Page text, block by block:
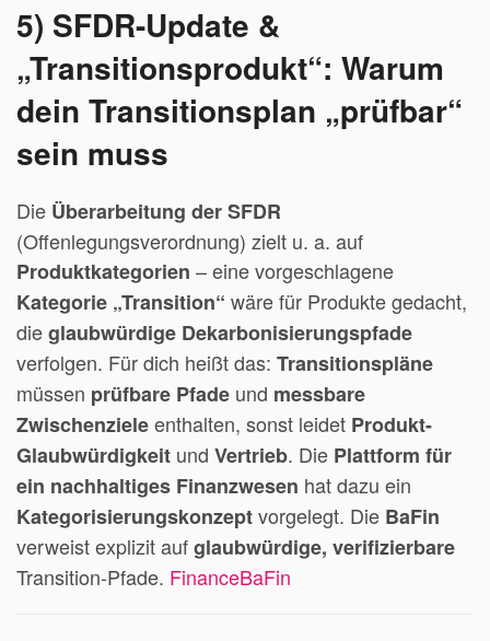
5) SFDR-Update &
„Transitionsprodukt“: Warum
dein Transitionsplan „prüfbar“
sein muss
Die Überarbeitung der SFDR
(Offenlegungsverordnung) zielt u. a. auf
Produktkategorien – eine vorgeschlagene
Kategorie „Transition“ wäre für Produkte gedacht,
dieglaubwürdige Dekarbonisierungspfade
verfolgen. Für dich heißt das: Transitionspläne
müssen prüfbare Pfade und messbare
Zwischenzieleenthalten, sonst leidet Produkt-
Glaubwürdigkeit und Vertrieb. Die Plattform für
ein nachhaltiges Finanzwesen hat dazu ein
Kategorisierungskonzeptvorgelegt. Die BaFin
verweist explizit aufglaubwürdige, verifizierbare
Transition-Pfade. FinanceBaFin